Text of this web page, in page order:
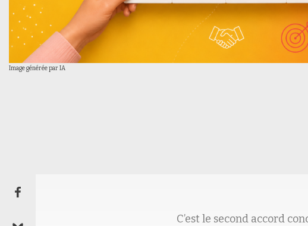
Image générée par IA
C’est le second accord